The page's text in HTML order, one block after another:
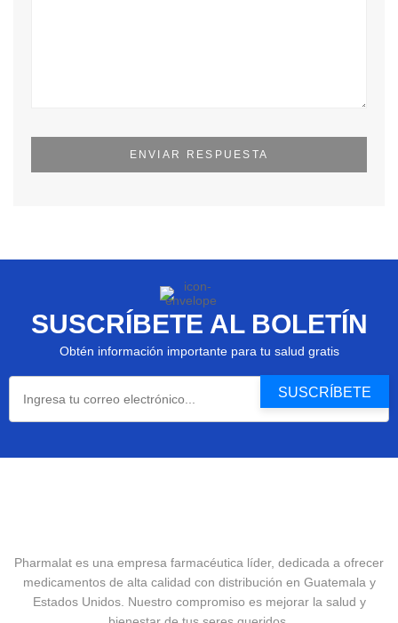
SUSCRÍBETE AL BOLETÍN
Obtén información importante para tu salud gratis
Pharmalat es una empresa farmacéutica líder, dedicada a ofrecer
medicamentos de alta calidad con distribución en Guatemala y
Estados Unidos. Nuestro compromiso es mejorar la salud y